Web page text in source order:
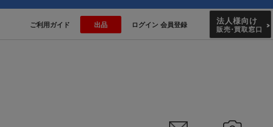
ご利用ガイド 出品 ログイン 会員登録 法人様向け
販売・買取窓口